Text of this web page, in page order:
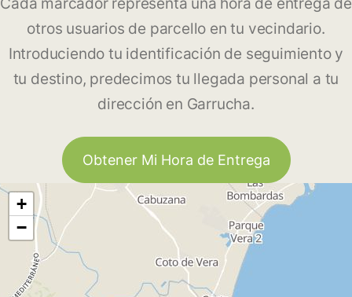
Cada marcador representa una hora de entrega de
otros usuarios de parcello en tu vecindario.
Introduciendo tu identificación de seguimiento y
tu destino, predecimos tu llegada personal a tu
dirección en Garrucha.
Obtener Mi Hora de Entrega
+
−